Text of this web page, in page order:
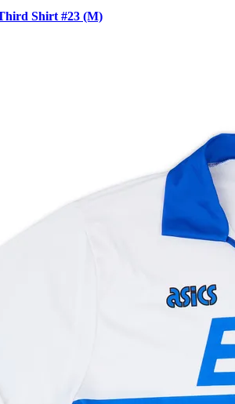
Shirt #23 (M)